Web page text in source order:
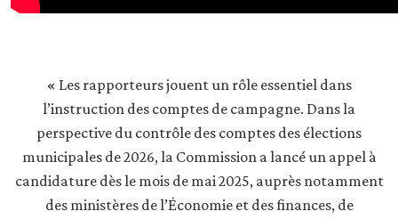
« Les rapporteurs jouent un rôle essentiel dans
l’instruction des comptes de campagne. Dans la
perspective du contrôle des comptes des élections
municipales de 2026, la Commission a lancé un appel à
candidature dès le mois de mai 2025, auprès notamment
des ministères de l’Économie et des finances, de